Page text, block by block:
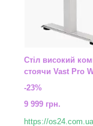
Стіл високий
стоячи Vast Pro
-23%
9 999 грн.
https://